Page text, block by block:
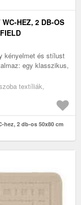
HEZ, 2 DB-OS
kényelmet és stílust
egy klasszikus,
textíliák,
2 db-os 50x80 cm